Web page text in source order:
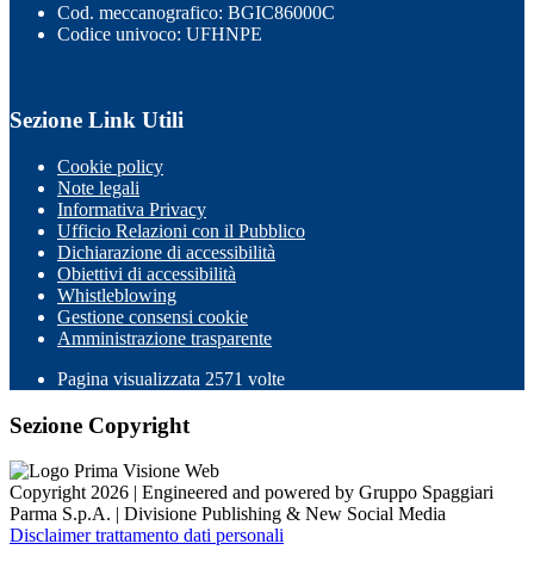
Cod. meccanografico: BGIC86000C
Codice univoco: UFHNPE
Sezione Link Utili
Cookie policy
Note legali
Informativa Privacy
Ufficio Relazioni con il Pubblico
Dichiarazione di accessibilità
Obiettivi di accessibilità
Whistleblowing
Gestione consensi cookie
Amministrazione trasparente
Pagina visualizzata 2571 volte
Sezione Copyright
Copyright 2026 | Engineered and powered by Gruppo Spaggiari
Parma S.p.A. | Divisione Publishing & New Social Media
Disclaimer trattamento dati personali